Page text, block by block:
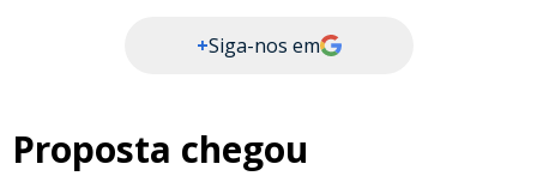
+Siga-nos em
Proposta chegou